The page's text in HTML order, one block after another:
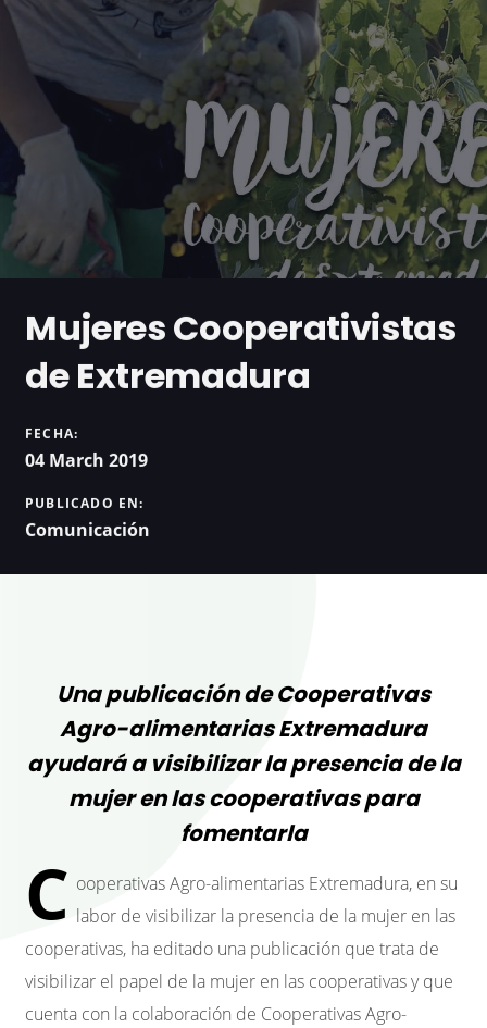
Mujeres Cooperativistas
de Extremadura
FECHA:
04 March 2019
PUBLICADO EN:
Comunicación
Una publicación de Cooperativas
Agro-alimentarias Extremadura
ayudará a visibilizar la presencia de la
mujer en las cooperativas para
fomentarla
C ooperativas Agro-alimentarias Extremadura, en su
labor de visibilizar la presencia de la mujer en las
cooperativas, ha editado una publicación que trata de
visibilizar el papel de la mujer en las cooperativas y que
cuenta con la colaboración de Cooperativas Agro-